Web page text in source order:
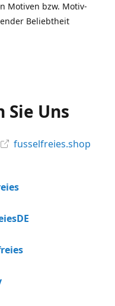
Motiven bzw. Motiv-
Beliebtheit
Uns
fusselfreies.shop